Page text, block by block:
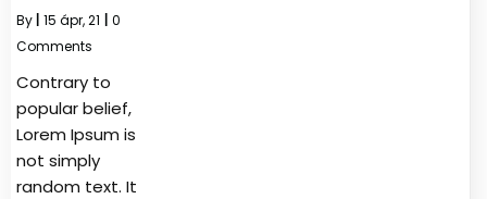
By 15 ápr, 21
0
Comments
Contrary to
popular belief,
Lorem Ipsum is
not simply
random text. It